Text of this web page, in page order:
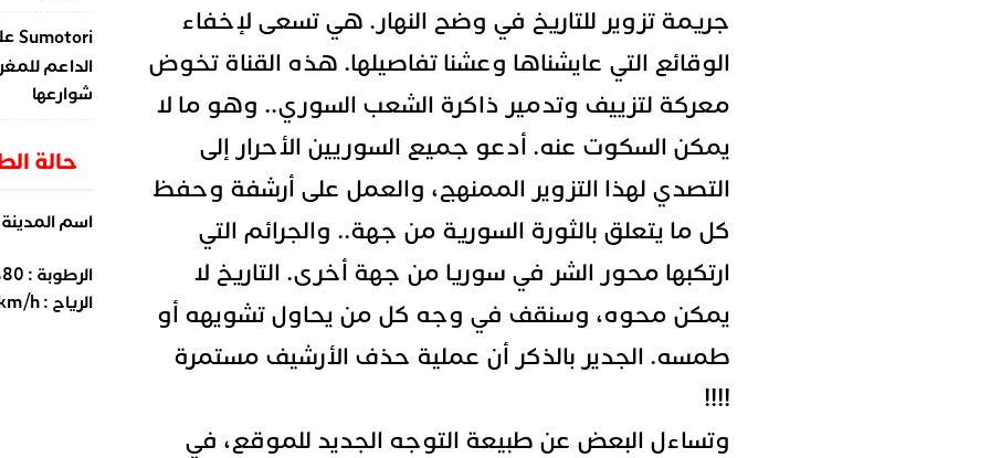
جريمة تزوير للتاريخ في وضح النهار. هي تسعى لإخفاء
الوقائع التي عايشناها وعشنا تفاصيلها. هذه القناة تخوض
معركة لتزييف وتدمير ذاكرة الشعب السوري.. وهو ما لا
يمكن السكوت عنه. أدعو جميع السوريين الأحرار إلى
التصدي لهذا التزوير الممنهج، والعمل على أرشفة وحفظ
كل ما يتعلق بالثورة السورية من جهة.. والجرائم التي
ارتكبها محور الشر في سوريا من جهة أخرى. التاريخ لا
يمكن محوه، وسنقف في وجه كل من يحاول تشويهه أو
طمسه. الجدير بالذكر أن عملية حذف الأرشيف مستمرة
!!!!
وتساءل البعض عن طبيعة التوجه الجديد للموقع، في
Sumotori
الداعم
شوارعها
حالة
اسم المدينة
الرطوبة : 80
الرياح :h